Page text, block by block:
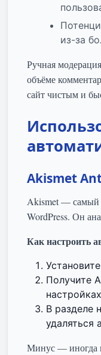
из-за
Ручная
объёме
сайт чистым и
Akismet
Akismet — самый
WordPress. Он
Как настроить
Получите
В разделе
удаляться
Минус — иногда